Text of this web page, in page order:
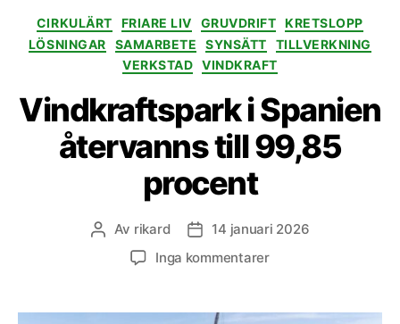
Kategorier
CIRKULÄRT FRIARE LIV GRUVDRIFT
KRETSLOPP
LÖSNINGAR
SAMARBETE SYNSÄTT
TILLVERKNING
VERKSTAD
VINDKRAFT
Vindkraftspark i Spanien
återvanns till 99,85
procent
Inläggsförfattare
Av rikard Inläggsdatum
14 januari 2026
Inga kommentarertill
Spanien